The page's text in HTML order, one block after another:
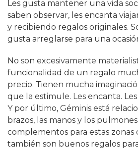
Les gusta mantener una vida
saben observar, les encanta
y recibiendo regalos originales.
gusta arreglarse para una
No son excesivamente
funcionalidad de un regalo
precio. Tienen mucha
que la estimule. Les encanta.
Y por último, Géminis está
brazos, las manos y los
complementos para estas
también son buenos regalos